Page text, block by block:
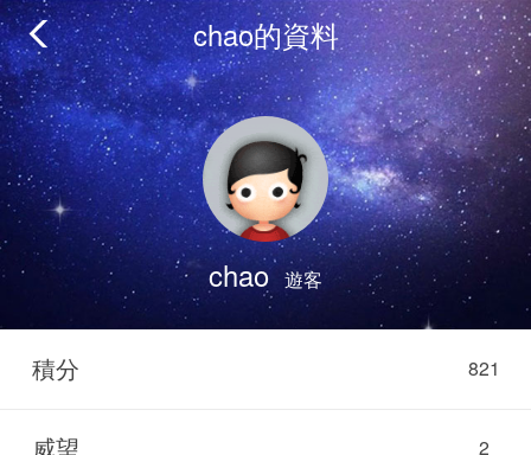
chao的資料
chao 遊客
821
積分
2
威望